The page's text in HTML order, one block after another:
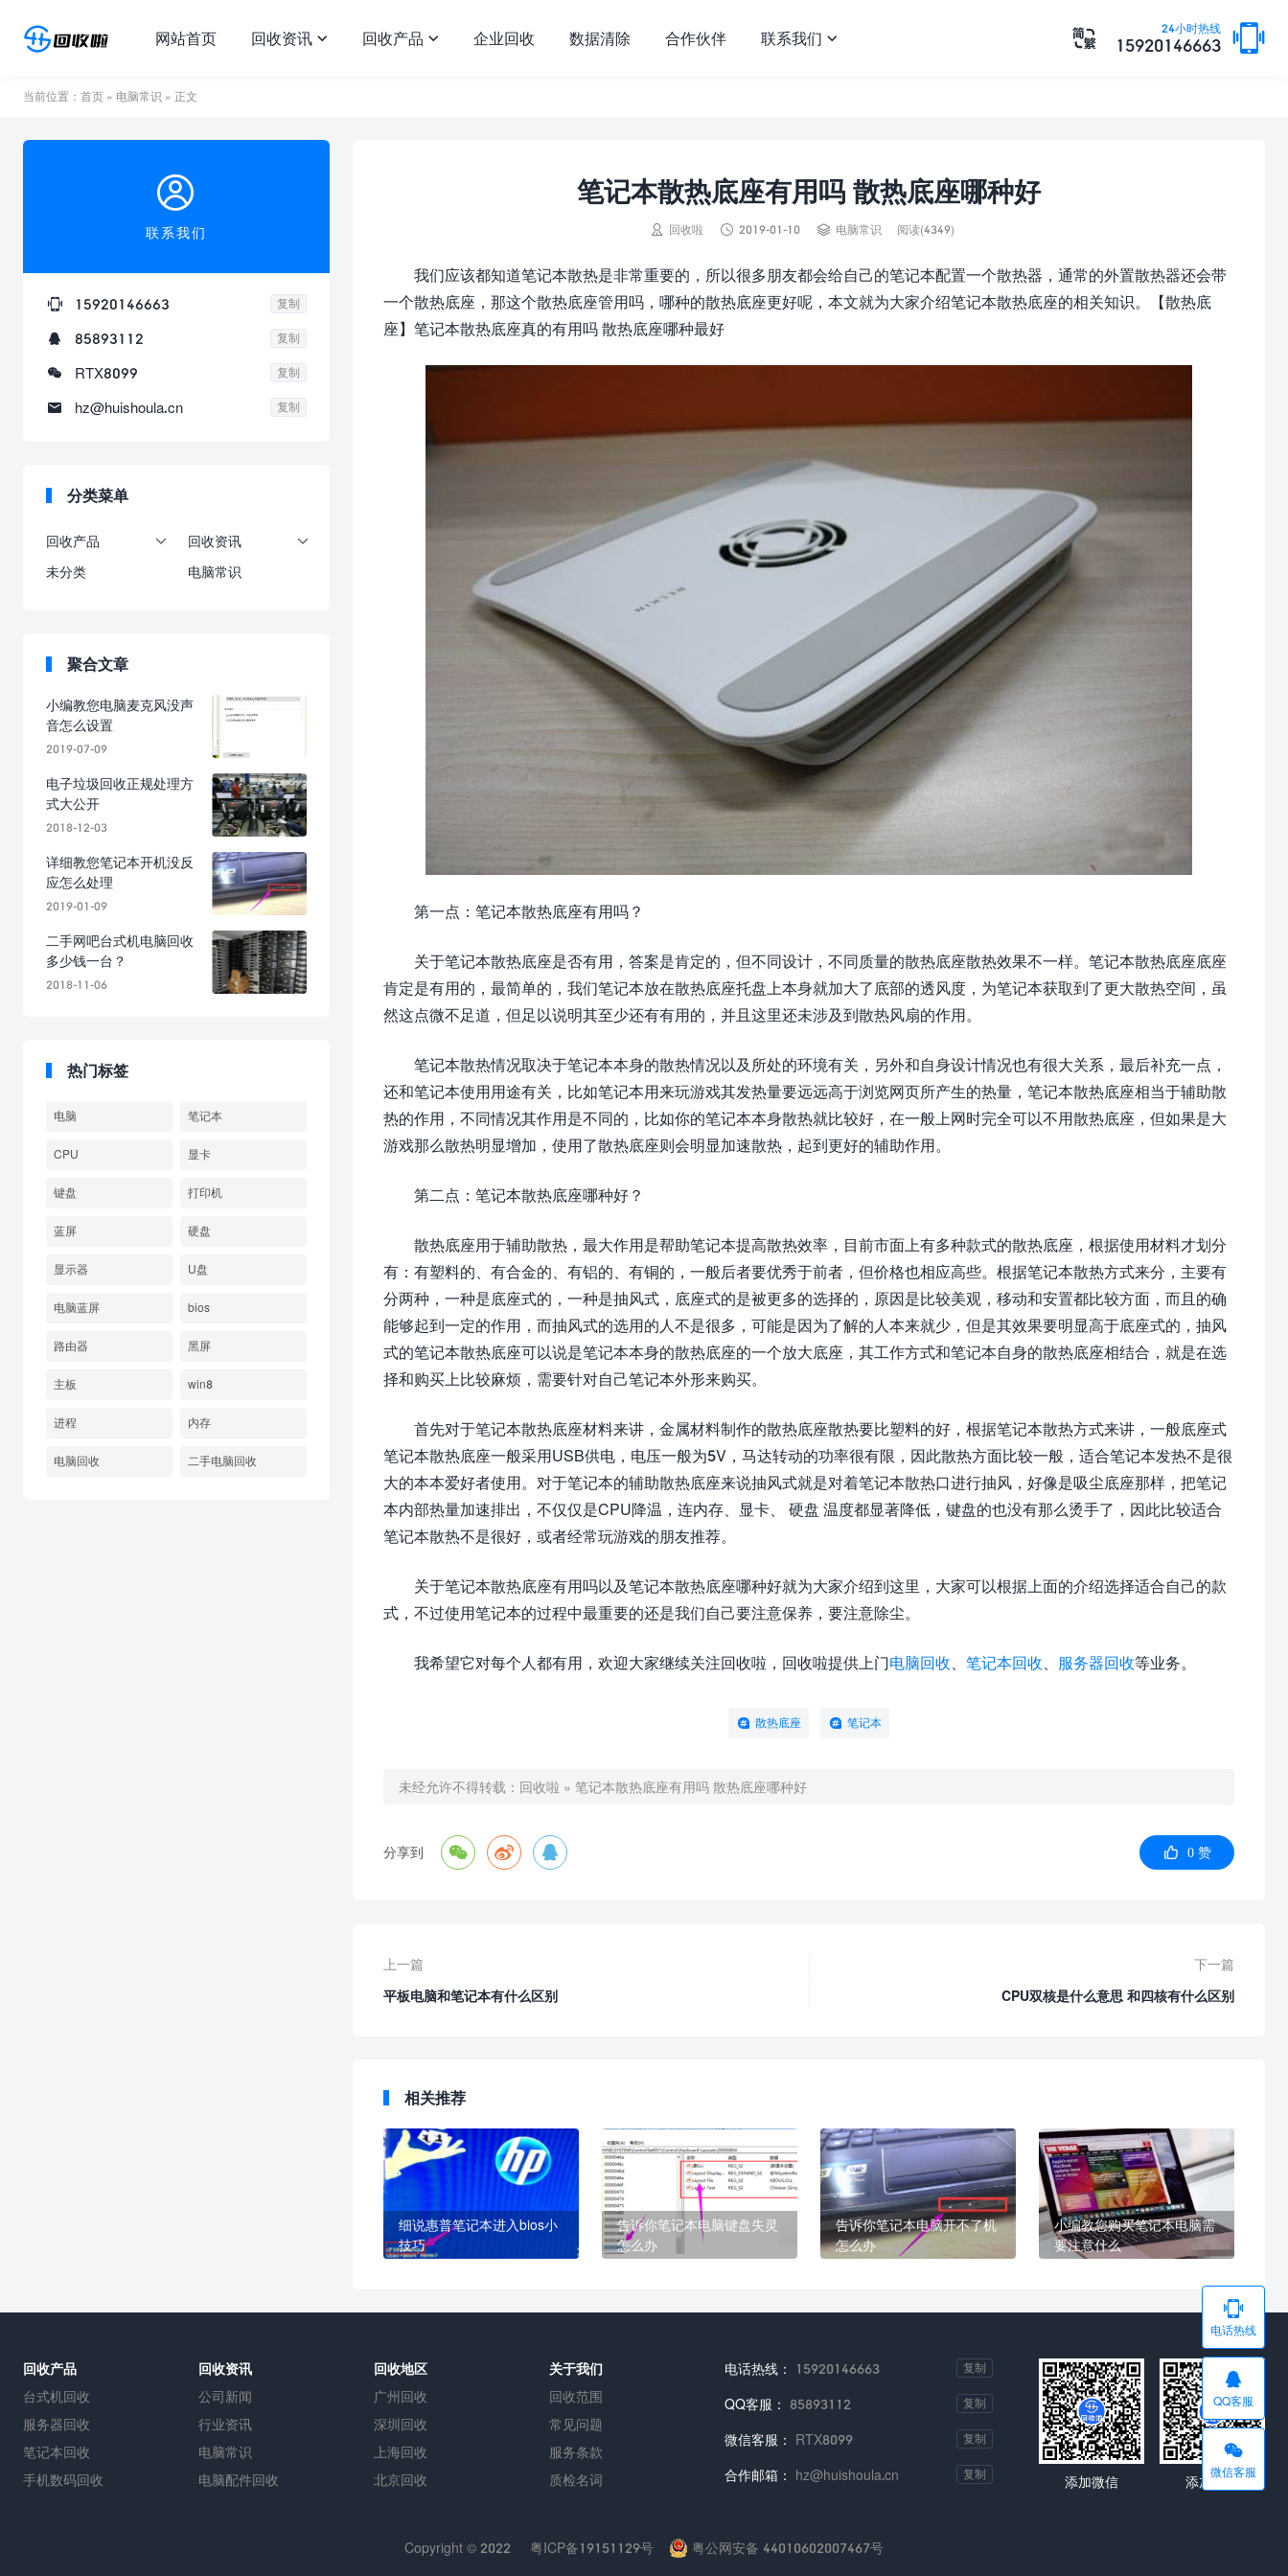
24小时热线
15920146663 

网站首页 回收资讯  回收产品  企业回收 数据清除 合作伙伴 联系我们 
当前位置： 首页 » 电脑常识 » 正文
笔记本散热底座有用吗 散热底座哪种好
 回收啦  2019-01-10  电脑常识 阅读(4349)
我们应该都知道笔记本散热是非常重要的，所以很多朋友都会给自己的笔记本配置一个散热器，通常的外置散热器还会带
一个散热底座，那这个散热底座管用吗，哪种的散热底座更好呢，本文就为大家介绍笔记本散热底座的相关知识。【散热底
座】笔记本散热底座真的有用吗 散热底座哪种最好
第一点：笔记本散热底座有用吗？
关于笔记本散热底座是否有用，答案是肯定的，但不同设计，不同质量的散热底座散热效果不一样。笔记本散热底座底座
肯定是有用的，最简单的，我们笔记本放在散热底座托盘上本身就加大了底部的透风度，为笔记本获取到了更大散热空间，虽
然这点微不足道，但足以说明其至少还有有用的，并且这里还未涉及到散热风扇的作用。
笔记本散热情况取决于笔记本本身的散热情况以及所处的环境有关，另外和自身设计情况也有很大关系，最后补充一点，
还和笔记本使用用途有关，比如笔记本用来玩游戏其发热量要远远高于浏览网页所产生的热量，笔记本散热底座相当于辅助散
热的作用，不同情况其作用是不同的，比如你的笔记本本身散热就比较好，在一般上网时完全可以不用散热底座，但如果是大
游戏那么散热明显增加，使用了散热底座则会明显加速散热，起到更好的辅助作用。
第二点：笔记本散热底座哪种好？
散热底座用于辅助散热，最大作用是帮助笔记本提高散热效率，目前市面上有多种款式的散热底座，根据使用材料才划分
有：有塑料的、有合金的、有铝的、有铜的，一般后者要优秀于前者，但价格也相应高些。根据笔记本散热方式来分，主要有
分两种，一种是底座式的，一种是抽风式，底座式的是被更多的选择的，原因是比较美观，移动和安置都比较方面，而且的确
能够起到一定的作用，而抽风式的选用的人不是很多，可能是因为了解的人本来就少，但是其效果要明显高于底座式的，抽风
式的笔记本散热底座可以说是笔记本本身的散热底座的一个放大底座，其工作方式和笔记本自身的散热底座相结合，就是在选
择和购买上比较麻烦，需要针对自己笔记本外形来购买。
首先对于笔记本散热底座材料来讲，金属材料制作的散热底座散热要比塑料的好，根据笔记本散热方式来讲，一般底座式
笔记本散热底座一般采用USB供电，电压一般为5V，马达转动的功率很有限，因此散热方面比较一般，适合笔记本发热不是很
大的本本爱好者使用。对于笔记本的辅助散热底座来说抽风式就是对着笔记本散热口进行抽风，好像是吸尘底座那样，把笔记
本内部热量加速排出，不仅仅是CPU降温，连内存、显卡、 硬盘 温度都显著降低，键盘的也没有那么烫手了，因此比较适合
笔记本散热不是很好，或者经常玩游戏的朋友推荐。
关于笔记本散热底座有用吗以及笔记本散热底座哪种好就为大家介绍到这里，大家可以根据上面的介绍选择适合自己的款
式，不过使用笔记本的过程中最重要的还是我们自己要注意保养，要注意除尘。
我希望它对每个人都有用，欢迎大家继续关注回收啦，回收啦提供上门电脑回收 笔记本回收 服务器回收等业务。
散热底座 笔记本
未经允许不得转载： 回收啦 » 笔记本散热底座有用吗 散热底座哪种好
分享到     0 赞
上一篇
平板电脑和笔记本有什么区别
下一篇
CPU双核是什么意思 和四核有什么区别
相关推荐
细说惠普笔记本进入bios小
技巧
告诉你笔记本电脑键盘失灵
怎么办
告诉你笔记本电脑开不了机
怎么办
小编教您购买笔记本电脑需
要注意什么

联系我们
 15920146663 复制
 85893112 复制
 RTX8099 复制
 hz@huishoula.cn 复制
分类菜单
回收产品  回收资讯 
未分类 电脑常识
聚合文章
小编教您电脑麦克风没声
音怎么设置
2019-07-09
电子垃圾回收正规处理方
式大公开
2018-12-03
详细教您笔记本开机没反
应怎么处理
2019-01-09
二手网吧台式机电脑回收
多少钱一台？
2018-11-06
热门标签
电脑 笔记本
CPU 显卡
键盘 打印机
蓝屏 硬盘
显示器 U盘
电脑蓝屏 bios
路由器 黑屏
主板 win8
进程 内存
电脑回收 二手电脑回收

电话热线

QQ客服

微信客服
回收产品
台式机回收
服务器回收
笔记本回收
手机数码回收
回收资讯
公司新闻
行业资讯
电脑常识
电脑配件回收
回收地区
广州回收
深圳回收
上海回收
北京回收
关于我们
回收范围
常见问题
服务条款
质检名词
电话热线： 15920146663 复制
QQ客服： 85893112 复制
微信客服： RTX8099 复制
合作邮箱： hz@huishoula.cn 复制 添加微信 添加微信
Copyright © 2022 粤ICP备19151129号 粤公网安备 44010602007467号